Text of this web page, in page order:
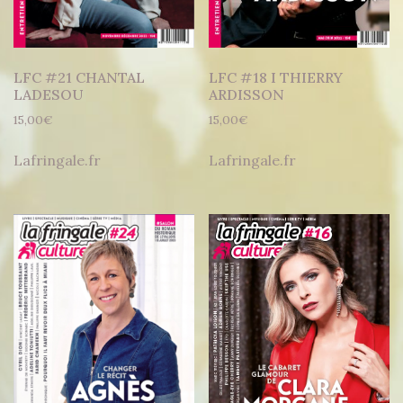
LFC #21 CHANTAL
LADESOU
15,00€
Lafringale.fr
LFC #18 I THIERRY
ARDISSON
15,00€
Lafringale.fr